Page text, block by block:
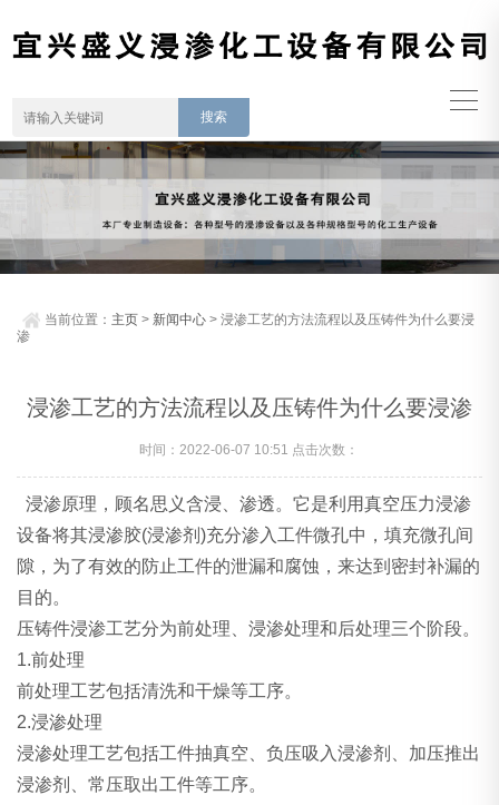
当前位置： 主页 > 新闻中心 > 浸渗工艺的方法流程以及压铸件为什么要浸
渗
浸渗工艺的方法流程以及压铸件为什么要浸渗
时间：2022-06-07 10:51 点击次数：
浸渗原理，顾名思义含浸、渗透。它是利用真空压力浸渗
设备将其浸渗胶(浸渗剂)充分渗入工件微孔中，填充微孔间
隙，为了有效的防止工件的泄漏和腐蚀，来达到密封补漏的
目的。
压铸件浸渗工艺分为前处理、浸渗处理和后处理三个阶段。
1.前处理
前处理工艺包括清洗和干燥等工序。
2.浸渗处理
浸渗处理工艺包括工件抽真空、负压吸入浸渗剂、加压推出
浸渗剂、常压取出工件等工序。